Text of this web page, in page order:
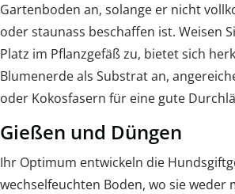
Gartenboden an, solange er nicht
oder staunass beschaffen ist. Weisen
Platz im Pflanzgefäß zu, bietet sich
Blumenerde als Substrat an,
oder Kokosfasern für eine gute
Gießen und Düngen
Ihr Optimum entwickeln die
wechselfeuchten Boden, wo sie weder